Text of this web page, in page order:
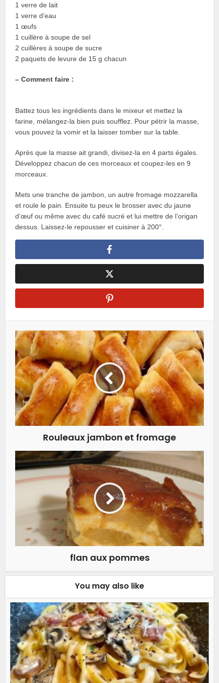
1 verre de lait
1 verre d’eau
1 œufs
1 cuillère à soupe de sel
2 cuillères à soupe de sucre
2 paquets de levure de 15 g chacun
– Comment faire :
Battez tous les ingrédients dans le mixeur et mettez la
farine, mélangez-la bien puis soufflez. Pour pétrir la masse,
vous pouvez la vomir et la laisser tomber sur la table.
Après que la masse ait grandi, divisez-la en 4 parts égales.
Développez chacun de ces morceaux et coupez-les en 9
morceaux.
Mets une tranche de jambon, un autre fromage mozzarella
et roule le pain. Ensuite tu peux le brosser avec du jaune
d’œuf ou même avec du café sucré et lui mettre de l’origan
dessus. Laissez-le repousser et cuisiner à 200°.
Rouleaux jambon et fromage
flan aux pommes
You may also like